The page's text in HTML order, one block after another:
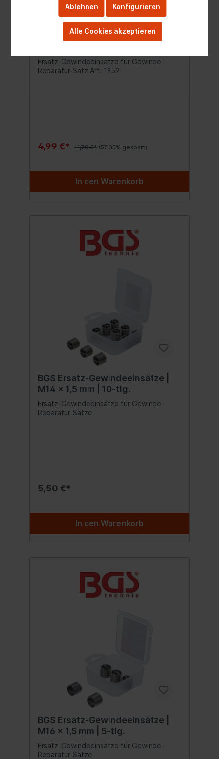
BGS Ersatz-Gewindeeinsätze |
Ersatz-Gewindeeinsätze für Gewinde-
Reparatur-Satz Art. 1959
4,99 €* 11,70 €* (57.35% gespart)
In den Warenkorb
BGS Ersatz-Gewindeeinsätze |
M14 x 1,5 mm | 10-tlg.
Ersatz-Gewindeeinsätze für Gewinde-
Reparatur-Sätze
5,50 €*
In den Warenkorb
BGS Ersatz-Gewindeeinsätze |
M16 x 1,5 mm | 5-tlg.
Ersatz-Gewindeeinsätze für Gewinde-
Reparatur-Sätze
Ablehnen Konfigurieren
Alle Cookies akzeptieren